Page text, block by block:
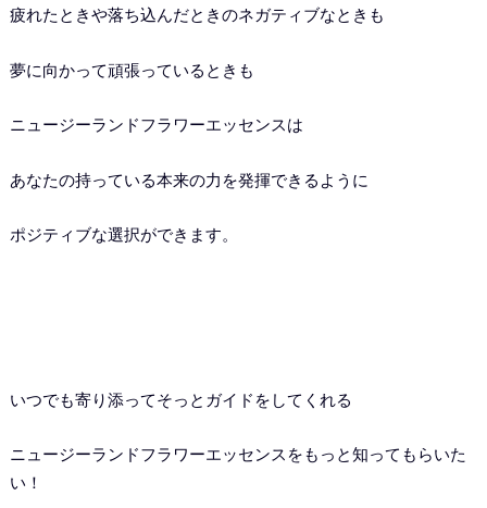
疲れたときや落ち込んだときのネガティブなときも
夢に向かって頑張っているときも
ニュージーランドフラワーエッセンスは
あなたの持っている本来の力を発揮できるように
ポジティブな選択ができます。
いつでも寄り添ってそっとガイドをしてくれる
ニュージーランドフラワーエッセンスをもっと知ってもらいた
い！